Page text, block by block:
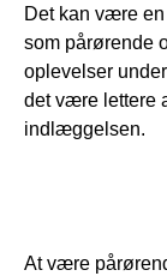
Det kan være
som pårørende
oplevelser
det være lettere
indlæggelsen.
At være